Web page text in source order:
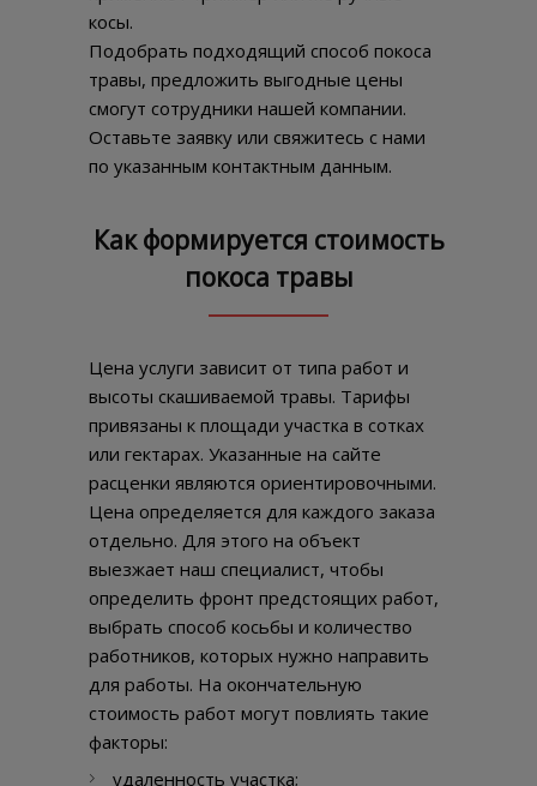
косы.
Подобрать подходящий способ покоса
травы, предложить выгодные цены
смогут сотрудники нашей компании.
Оставьте заявку или свяжитесь с нами
по указанным контактным данным.
Как формируется стоимость
покоса травы
Цена услуги зависит от типа работ и
высоты скашиваемой травы. Тарифы
привязаны к площади участка в сотках
или гектарах. Указанные на сайте
расценки являются ориентировочными.
Цена определяется для каждого заказа
отдельно. Для этого на объект
выезжает наш специалист, чтобы
определить фронт предстоящих работ,
выбрать способ косьбы и количество
работников, которых нужно направить
для работы. На окончательную
стоимость работ могут повлиять такие
факторы:
удаленность участка;